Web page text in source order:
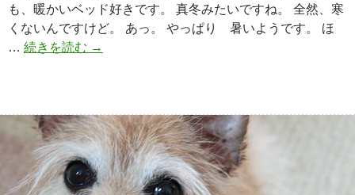
も、暖かいベッド好きです。 真冬みたいですね。 全然、寒
くないんですけど。 あっ。 やっぱり 暑いようです。 ほ
… 続きを読む 冬
ド
で
も
→